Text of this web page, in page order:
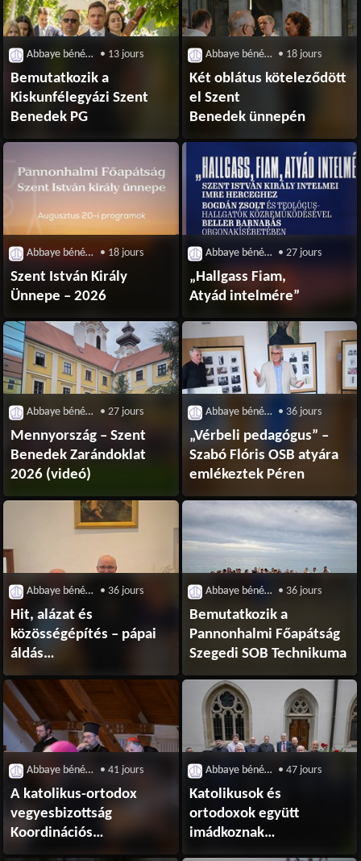
Abbaye bénédictine de Pannonhalma • 13 jours
Bemutatkozik a
Kiskunfélegyázi Szent
Benedek PG
Abbaye bénédictine de Pannonhalma • 18 jours
Két oblátus köteleződött
el Szent
Benedek ünnepén
Abbaye bénédictine de Pannonhalma • 18 jours
Szent István Király
Ünnepe – 2026
Abbaye bénédictine de Pannonhalma • 27 jours
„Hallgass Fiam,
Atyád intelmére”
Abbaye bénédictine de Pannonhalma • 27 jours
Mennyország – Szent
Benedek Zarándoklat
2026 (videó)
Abbaye bénédictine de Pannonhalma • 36 jours
„Vérbeli pedagógus” –
Szabó Flóris OSB atyára
emlékeztek Péren
Abbaye bénédictine de Pannonhalma • 36 jours
Hit, alázat és
közösségépítés – pápai
áldás
évtizedes szolgálatokért
Abbaye bénédictine de Pannonhalma • 36 jours
Bemutatkozik a
Pannonhalmi Főapátság
Szegedi SOB Technikuma
Abbaye bénédictine de Pannonhalma • 41 jours
A katolikus-ortodox
vegyesbizottság
Koordinációs
Testületének sajtóközleménye
Abbaye bénédictine de Pannonhalma • 47 jours
Katolikusok és
ortodoxok együtt
imádkoznak